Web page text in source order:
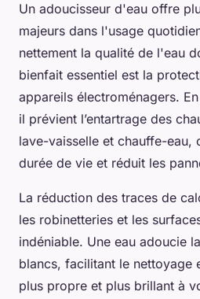
Un adoucisseur d'eau offre
majeurs dans l'usage
nettement la qualité de l'eau
bienfait essentiel est la
appareils électroménagers.
il prévient l’entartrage des
lave-vaisselle et chauffe-eau,
durée de vie et réduit les
La réduction des traces de
les robinetteries et les
indéniable. Une eau adoucie
blancs, facilitant le nettoyage
plus propre et plus brillant à